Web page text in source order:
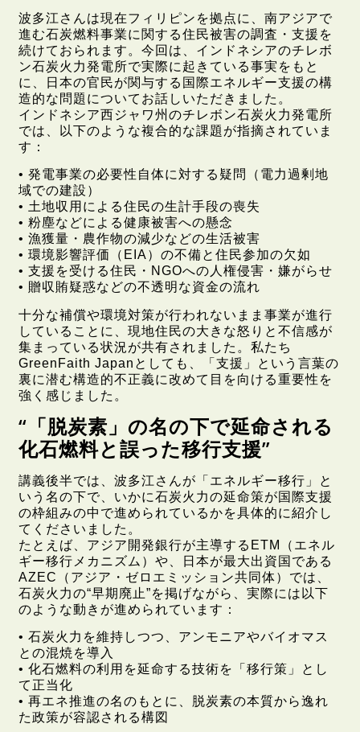
波多江さんは現在フィリピンを拠点に、南アジアで
進む石炭燃料事業に関する住民被害の調査・支援を
続けておられます。今回は、インドネシアのチレボ
ン石炭火力発電所で実際に起きている事実をもと
に、日本の官民が関与する国際エネルギー支援の構
造的な問題についてお話しいただきました。
インドネシア西ジャワ州のチレボン石炭火力発電所
では、以下のような複合的な課題が指摘されていま
す：
• 発電事業の必要性自体に対する疑問（電力過剰地
域での建設）
• 土地収用による住民の生計手段の喪失
• 粉塵などによる健康被害への懸念
• 漁獲量・農作物の減少などの生活被害
• 環境影響評価（EIA）の不備と住民参加の欠如
• 支援を受ける住民・NGOへの人権侵害・嫌がらせ
• 贈収賄疑惑などの不透明な資金の流れ
十分な補償や環境対策が行われないまま事業が進行
していることに、現地住民の大きな怒りと不信感が
集まっている状況が共有されました。私たち
GreenFaith Japanとしても、「支援」という言葉の
裏に潜む構造的不正義に改めて目を向ける重要性を
強く感じました。
“「脱炭素」の名の下で延命される
化石燃料と誤った移行支援”
講義後半では、波多江さんが「エネルギー移行」と
いう名の下で、いかに石炭火力の延命策が国際支援
の枠組みの中で進められているかを具体的に紹介し
てくださいました。
たとえば、アジア開発銀行が主導するETM（エネル
ギー移行メカニズム）や、日本が最大出資国である
AZEC（アジア・ゼロエミッション共同体）では、
石炭火力の“早期廃止”を掲げながら、実際には以下
のような動きが進められています：
• 石炭火力を維持しつつ、アンモニアやバイオマス
との混焼を導入
• 化石燃料の利用を延命する技術を「移行策」とし
て正当化
• 再エネ推進の名のもとに、脱炭素の本質から逸れ
た政策が容認される構図